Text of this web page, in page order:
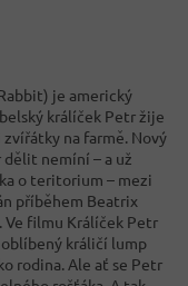
je americký
králíček Petr žije
na farmě. Nový
nemíní – a už
o teritorium – mezi
příběhem Beatrix
Ve filmu Králíček Petr
králičí lump
rodina. Ale ať se Petr